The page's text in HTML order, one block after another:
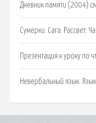
Дневник памяти (2004)
Сумерки. Сага. Рассвет:
Презентация к уроку по
Невербальный язык.